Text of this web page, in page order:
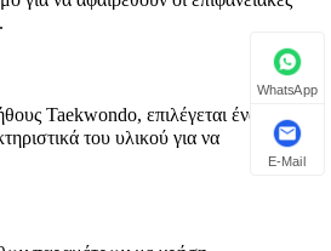
Taekwondo, επιλέγεται ένα
του υλικού για να
WhatsApp
E-Mail